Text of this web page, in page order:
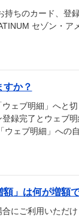
ちのカード、登
セゾン・ア
か？
ェブ明細」へと切
録完了とウェブ
ェブ明細」への
」は何が増額
にご利用いただ